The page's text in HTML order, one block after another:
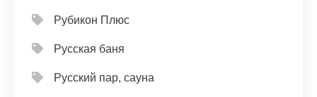
Рубикон Плюс
Русская баня
Русский пар, сауна